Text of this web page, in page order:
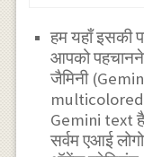
\\ \text{मुख्य
फोकस} &
\text{गूगल
इंटीग्रेशन } &
\text{भारतीय भाषाएँ
\text{क्रिएटिव
हम यहाँ इसकी
आपको
जैमिनी
Gemini text
सर्वम एआई